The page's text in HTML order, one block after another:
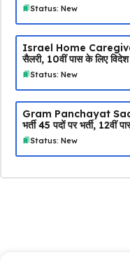
Status: New
Israel Home
सैलरी, 10वीं पास के लिए
Status: New
Gram Panchayat
भर्ती 45 पदों पर भर्ती, 12वीं
Status: New